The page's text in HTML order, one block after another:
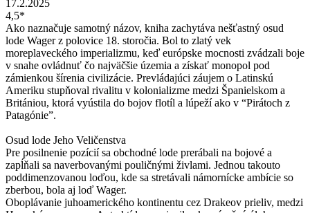
17.2.2025
4,5*
Ako naznačuje samotný názov, kniha zachytáva nešťastný osud
lode Wager z polovice 18. storočia. Bol to zlatý vek
moreplaveckého imperializmu, keď európske mocnosti zvádzali boje
v snahe ovládnuť čo najväčšie územia a získať monopol pod
zámienkou šírenia civilizácie. Prevládajúci záujem o Latinskú
Ameriku stupňoval rivalitu v kolonializme medzi Španielskom a
Britániou, ktorá vyústila do bojov flotíl a lúpeží ako v “Pirátoch z
Patagónie”.
Osud lode Jeho Veličenstva
Pre posilnenie pozícií sa obchodné lode prerábali na bojové a
zapĺňali sa naverbovanými pouličnými živlami. Jednou takouto
poddimenzovanou loďou, kde sa stretávali námornícke ambície so
zberbou, bola aj loď Wager.
Oboplávanie juhoamerického kontinentu cez Drakeov prieliv, medzi